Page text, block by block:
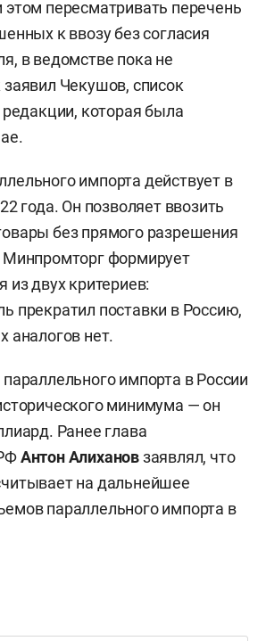
пересматривать перечень
к ввозу без согласия
в ведомстве пока не
Чекушов, список
редакции, которая была
импорта действует в
года. Он позволяет ввозить
без прямого разрешения
Минпромторг формирует
из двух критериев:
прекратил поставки в Россию,
аналогов нет.
импорта в России
минимума — он
Ранее глава
Антон Алихановзаявлял, что
на дальнейшее
параллельного импорта в